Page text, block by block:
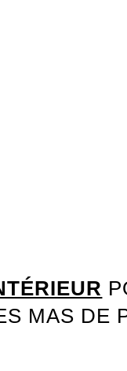
MAS DE